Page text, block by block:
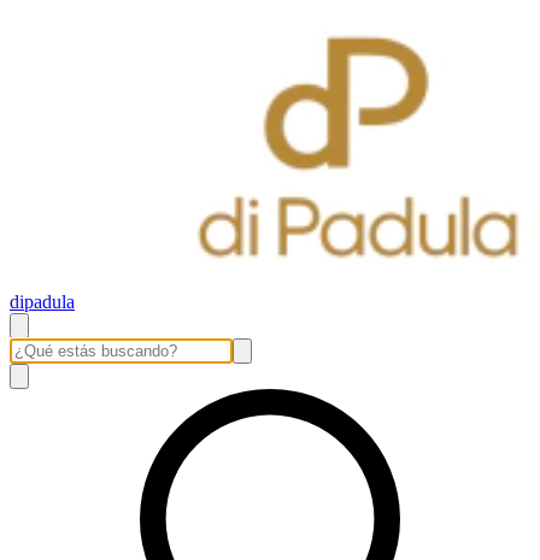
dipadula